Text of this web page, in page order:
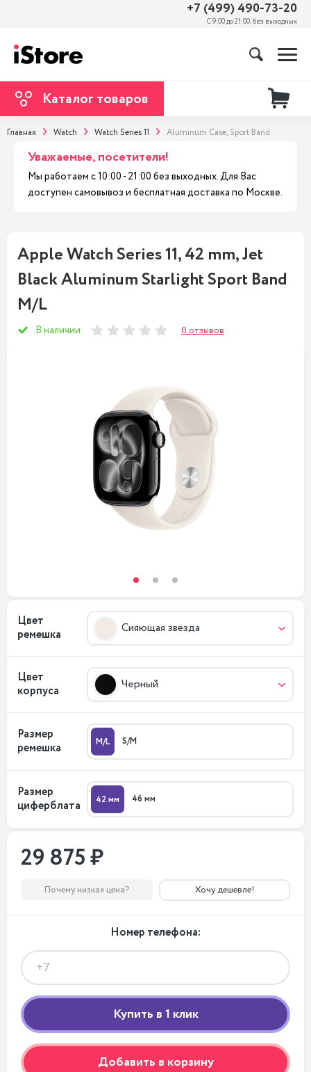
+7 (499) 490-73-20
С 9:00 до 21:00, без выходных
Каталог товаров
Главная Watch Watch Series 11 Aluminum Case, Sport Band
Уважаемые, посетители!
Мы работаем с 10:00 - 21:00 без выходных. Для Вас
доступен самовывоз и бесплатная доставка по Москве.
Apple Watch Series 11, 42 mm, Jet
Black Aluminum Starlight Sport Band
M/L
В наличии 0 отзывов
Цвет
ремешка
Сияющая звезда
Цвет
корпуса
Черный
Размер
ремешка
M/L S/M
Размер
циферблата
42 мм 46 мм
29 875 ₽
Почему низкая цена? Хочу дешевле!
Номер телефона:
Добавить в корзину